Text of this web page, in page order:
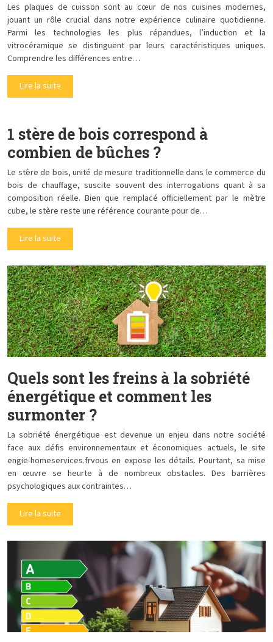
Les plaques de cuisson sont au cœur de nos cuisines modernes,
jouant un rôle crucial dans notre expérience culinaire quotidienne.
Parmi les technologies les plus répandues, l’induction et la
vitrocéramique se distinguent par leurs caractéristiques uniques.
Comprendre les différences entre…
Lire la suite
1 stère de bois correspond à
combien de bûches ?
Le stère de bois, unité de mesure traditionnelle dans le commerce du
bois de chauffage, suscite souvent des interrogations quant à sa
composition réelle. Bien que remplacé officiellement par le mètre
cube, le stère reste une référence courante pour de…
Lire la suite
Quels sont les freins à la sobriété
énergétique et comment les
surmonter ?
La sobriété énergétique est devenue un enjeu dans notre société
face aux défis environnementaux et économiques actuels, le site
engie-homeservices.frvous en expose les détails. Pourtant, sa mise
en œuvre se heurte à de nombreux obstacles. Des barrières
psychologiques aux contraintes…
Lire la suite